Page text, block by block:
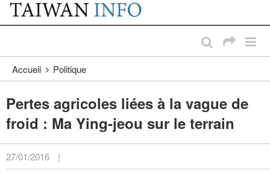
Passer au contenu principal
:::
Accueil Politique
Pertes agricoles liées à la vague de
froid : Ma Ying-jeou sur le terrain
27/01/2016 |